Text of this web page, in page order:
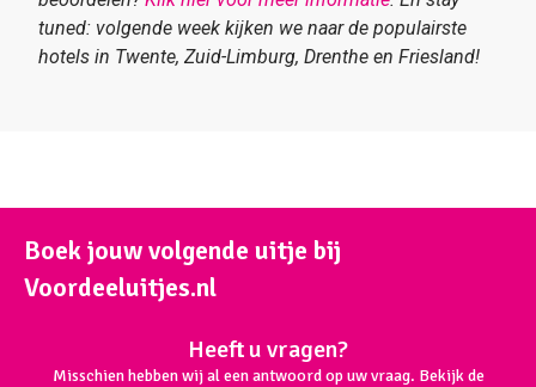
tuned: volgende week kijken we naar de populairste
hotels in Twente, Zuid-Limburg, Drenthe en Friesland!
Boek jouw volgende uitje bij
Voordeeluitjes.nl
Heeft u vragen?
Misschien hebben wij al een antwoord op uw vraag. Bekijk de